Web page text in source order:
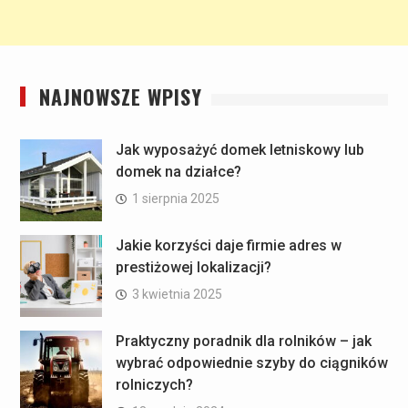
NAJNOWSZE WPISY
Jak wyposażyć domek letniskowy lub
domek na działce?
1 sierpnia 2025
Jakie korzyści daje firmie adres w
prestiżowej lokalizacji?
3 kwietnia 2025
Praktyczny poradnik dla rolników – jak
wybrać odpowiednie szyby do ciągników
rolniczych?